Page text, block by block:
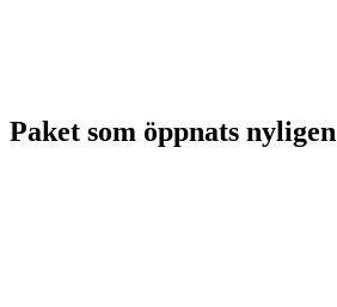
Paket som öppnats nyligen